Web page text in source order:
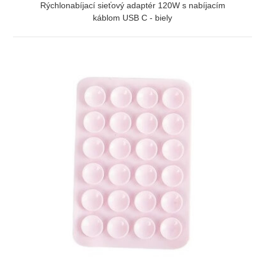
Rýchlonabíjací sieťový adaptér 120W s nabíjacím
káblom USB C - biely